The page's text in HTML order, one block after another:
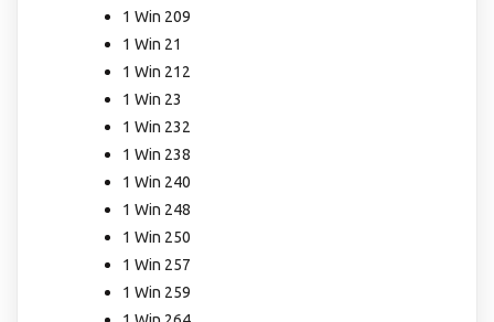
1 Win 209
1 Win 21
1 Win 212
1 Win 23
1 Win 232
1 Win 238
1 Win 240
1 Win 248
1 Win 250
1 Win 257
1 Win 259